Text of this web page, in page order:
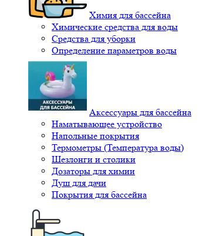
Химия для бассейна
Химические средства для воды
Средства для уборки
Определение параметров воды
Аксессуары для бассейна
Наматывающее устройство
Напольные покрытия
Термометры (Температура воды)
Шезлонги и столики
Дозаторы для химии
Душ для дачи
Покрытия для бассейна